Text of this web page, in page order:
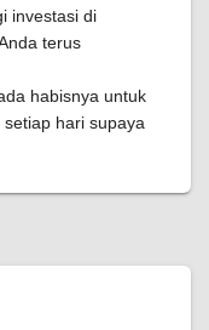
investasi di
terus
habisnya untuk
hari supaya